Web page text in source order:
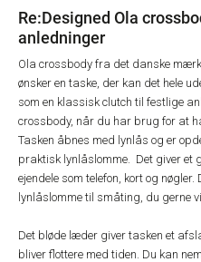
Re:Designed Ola
anledninger
Ola crossbody fra det danske
ønsker en taske, der kan det hele
som en klassisk clutch til festlige
crossbody, når du har brug for at
Tasken åbnes med lynlås og er
praktisk lynlåslomme. Det giver et
ejendele som telefon, kort og
lynlåslomme til småting, du gerne
Det bløde læder giver tasken et
bliver flottere med tiden. Du kan